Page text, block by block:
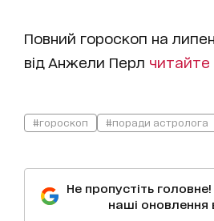
Повний гороскоп на
від Анжели Перл
#гороскоп #поради астролога
Не пропустіть
наші оновлення